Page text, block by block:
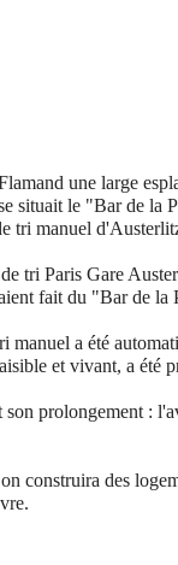
une large
situait le "Bar de la
tri manuel
tri Paris Gare
fait du "Bar de la
a été
et vivant, a été
prolongement :
construira des